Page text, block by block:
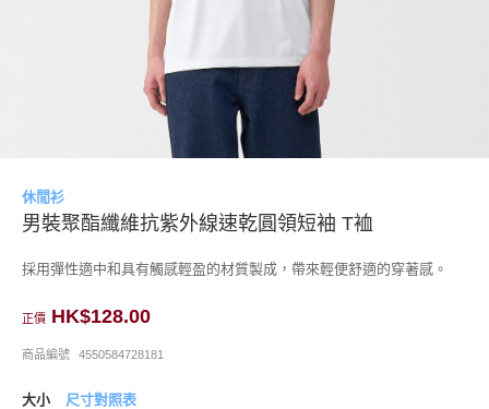
休閒衫
男裝聚酯纖維抗紫外線速乾圓領短袖 T裇
採用彈性適中和具有觸感輕盈的材質製成，帶來輕便舒適的穿著感。
正價 HK$128.00
商品編號 4550584728181
大小 尺寸對照表